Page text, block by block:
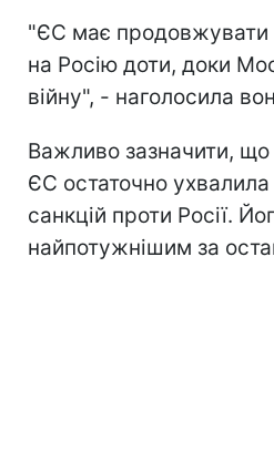
"ЄС має продовжувати
на Росію доти, доки
війну", - наголосила
Важливо зазначити,
ЄС остаточно
санкцій проти Росії.
найпотужнішим за